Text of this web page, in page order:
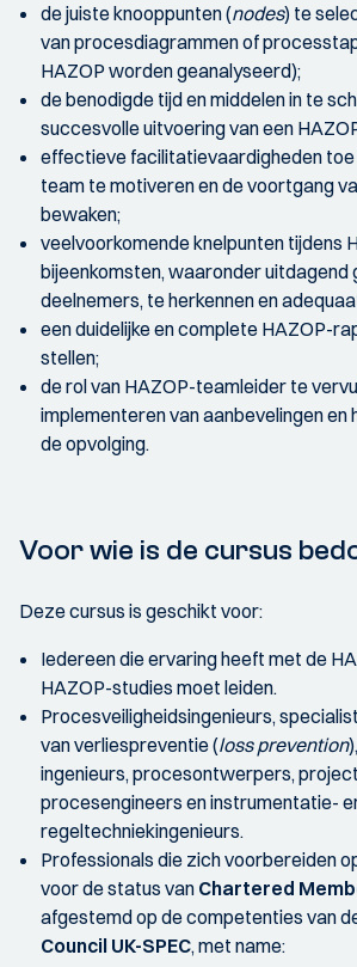
de juiste knooppunten (nodes) te
van procesdiagrammen of
HAZOP worden geanalyseerd);
de benodigde tijd en middelen in te
succesvolle uitvoering van een
effectieve facilitatievaardigheden toe
team te motiveren en de voortgang
bewaken;
veelvoorkomende knelpunten tijdens
bijeenkomsten, waaronder uitdagend
deelnemers, te herkennen en
een duidelijke en complete HAZOP-
stellen;
de rol van HAZOP-teamleider te
implementeren van aanbevelingen en
de opvolging.
Voor wie is de cursus
Deze cursus is geschikt voor:
Iedereen die ervaring heeft met de
HAZOP-studies moet leiden.
Procesveiligheidsingenieurs,
van verliespreventie (loss prevention
ingenieurs, procesontwerpers,
procesengineers en instrumentatie-
regeltechniekingenieurs.
Professionals die zich voorbereiden
voor de status van Chartered
afgestemd op de competenties van
Council UK-SPEC, met name: